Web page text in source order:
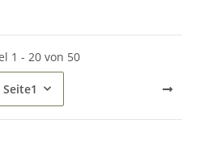
1 - 20 von 50
Seite1